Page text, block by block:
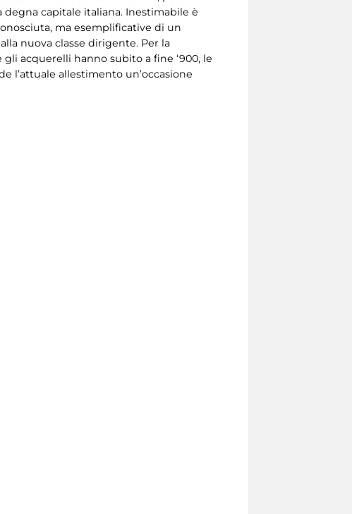
capitale italiana. Inestimabile è
ma esemplificative di un
nuova classe dirigente. Per la
acquerelli hanno subito a fine ‘900, le
l’attuale allestimento un’occasione